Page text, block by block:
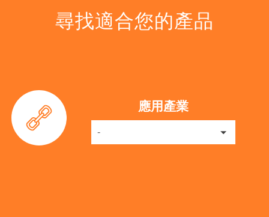
尋找適合您的產品
應用產業
-